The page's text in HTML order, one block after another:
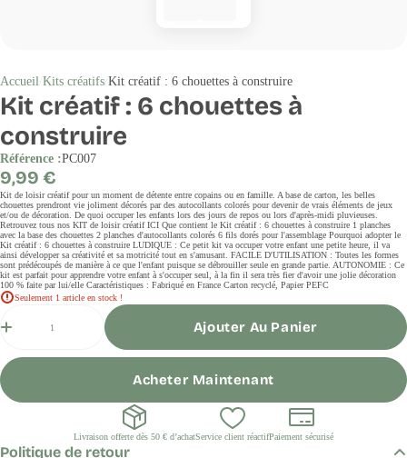
Accueil Kits créatifs Kit créatif : 6 chouettes à construire
Kit créatif : 6 chouettes à
construire
Référence :PC007
Prix
régulier
9,99 €
Kit de loisir créatif pour un moment de détente entre copains ou en famille. A base de carton, les belles
chouettes prendront vie joliment décorés par des autocollants colorés pour devenir de vrais éléments de jeux
et/ou de décoration. De quoi occuper les enfants lors des jours de repos ou lors d'après-midi pluvieuses.
Retrouvez tous nos KIT de loisir créatif ICI Que contient le Kit créatif : 6 chouettes à construire 1 planches
avec la base des chouettes 2 planches d'autocollants colorés 6 fils dorés pour l'assemblage Pourquoi adopter le
Kit créatif : 6 chouettes à construire LUDIQUE : Ce petit kit va occuper votre enfant une petite heure, il va
ainsi développer sa créativité et sa motricité tout en s'amusant. FACILE D'UTILISATION : Toutes les formes
sont prédécoupés de manière à ce que l'enfant puisque se débrouiller seule en grande partie. AUTONOMIE : Ce
kit est parfait pour apprendre votre enfant à s'occuper seul, à la fin il sera très fier d'avoir une jolie décoration
100 % faite par lui/elle Caractéristiques : Fabriqué en France Carton recyclé, Papier PEFC
Seulement 1 article en stock !
Ajouter Au Panier
Acheter Maintenant
Livraison offerte dès 50 € d’achatService client réactifPaiement sécurisé
Politique de retour